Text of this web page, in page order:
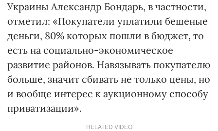
Украины Александр Бондарь, в частности,
отметил: «Покупатели уплатили бешеные
деньги, 80% которых пошли в бюджет, то
есть на социально-экономическое
развитие районов. Навязывать покупателю
больше, значит сбивать не только цены, но
и вообще интерес к аукционному способу
приватизации».
RELATED VIDEO